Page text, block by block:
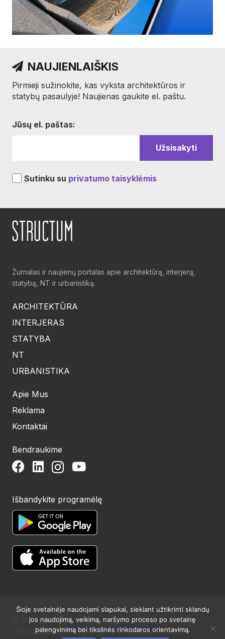
NAUJIENLAIŠKIS
Pirmieji sužinokite, kas vyksta architektūros ir
statybų pasaulyje! Naujienas gaukite el. paštu.
Jūsų el. paštas:
Sutinku su privatumo taisyklėmis
Žurnalas ir naujienų portalas apie architektūrą, interjerą,
statybą, NT ir urbanistiką.
ARCHITEKTŪRA
INTERJERAS
STATYBA
NT
URBANISTIKA
Apie Mus
Reklama
Kontaktai
Bendraukime
Išbandykite programėlę
© 2024 UAB Structum projektai. Visos teisės saugomos.
Tekstų publikavimas galimas tik su raštišku redakcijos
Šioje svetainėje naudojami slapukai, siekiant užtikrinti sklandų
jos naudojimą, veikimą, naršymo proceso po svetainę
palengvinimą bei tikslinės rinkodaros orientavimą.